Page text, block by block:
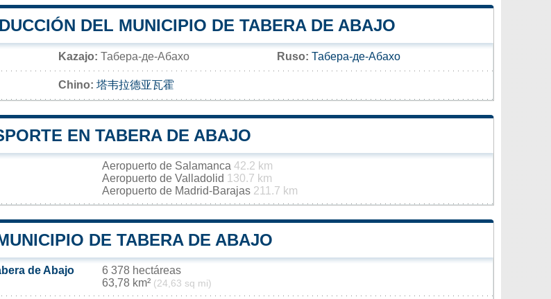
DEL MUNICIPIO DE TABERA DE ABAJO
Kazajo: Табера-де-Абахо Ruso: Табера-де-Абахо
Chino: 塔韦拉德亚瓦霍
EN TABERA DE ABAJO
Aeropuerto de Salamanca 42.2 km
Aeropuerto de Valladolid 130.7 km
Aeropuerto de Madrid-Barajas 211.7 km
DE TABERA DE ABAJO
de Abajo
6 378 hectáreas
63,78 km² (24,63 sq mi)